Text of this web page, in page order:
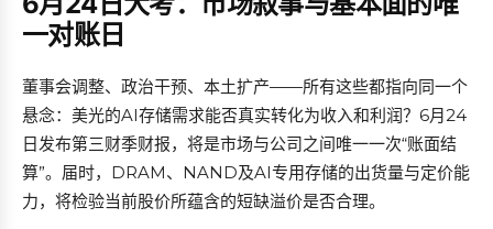
一对账日
董事会调整、政治干预、本土扩产——所有这些都指向同一个
悬念：美光的AI存储需求能否真实转化为收入和利润？6月24
日发布第三财季财报，将是市场与公司之间唯一一次“账面结
算”。届时，DRAM、NAND及AI专用存储的出货量与定价能
力，将检验当前股价所蕴含的短缺溢价是否合理。